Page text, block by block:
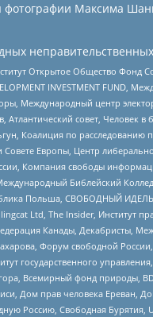
фотографии Максима
Открытое Общество Фонд
INVESTMENT FUND,
Международный центр
Атлантический совет,
Коалиция по расследованию
Европы, Центр
Компания свободы
Библейский
Польша, СВОБОДНЫЙ
Ltd, The Insider, Институт
Канады, Декабристы,
Форум свободной
государственного
Всемирный фонд природы,
Дом прав человека Ереван,
Россию, Свободная